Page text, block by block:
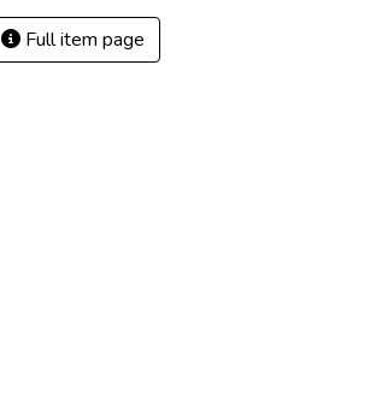
Full item page